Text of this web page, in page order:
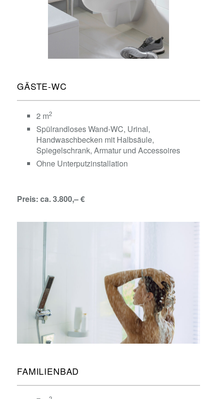
GÄSTE-WC
2 m2
Spülrandloses Wand-WC, Urinal,
Handwaschbecken mit Halbsäule,
Spiegelschrank, Armatur und Accessoires
Ohne Unterputzinstallation
Preis: ca. 3.800,– €
FAMILIENBAD